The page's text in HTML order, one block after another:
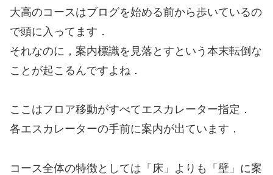
大高のコースはブログを始める前から歩いているの
で頭に入ってます．
それなのに，案内標識を見落とすという本末転倒な
ことが起こるんですよね．
ここはフロア移動がすべてエスカレーター指定．
各エスカレーターの手前に案内が出ています．
コース全体の特徴としては「床」よりも「壁」に案